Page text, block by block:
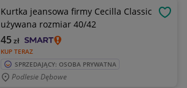
Kurtka jeansowa firmy Cecilla Classic
używana rozmiar 40/42
KUP TERAZ
45zł
SPRZEDAJĄCY: OSOBA PRYWATNA
Podlesie Dębowe